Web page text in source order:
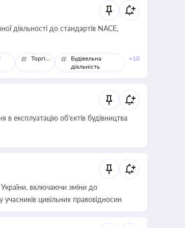
діяльності до стандартів NACE,
Торгівля
Будівельна
діяльність
+10
експлуатацію об’єктів будівництва
включаючи зміни до
цивільних правовідносин